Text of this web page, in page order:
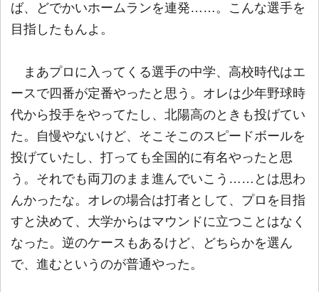
ば、どでかいホームランを連発……。こんな選手を
目指したもんよ。
まあプロに入ってくる選手の中学、高校時代はエ
ースで四番が定番やったと思う。オレは少年野球時
代から投手をやってたし、北陽高のときも投げてい
た。自慢やないけど、そこそこのスピードボールを
投げていたし、打っても全国的に有名やったと思
う。それでも両刀のまま進んでいこう……とは思わ
んかったな。オレの場合は打者として、プロを目指
すと決めて、大学からはマウンドに立つことはなく
なった。逆のケースもあるけど、どちらかを選ん
で、進むというのが普通やった。